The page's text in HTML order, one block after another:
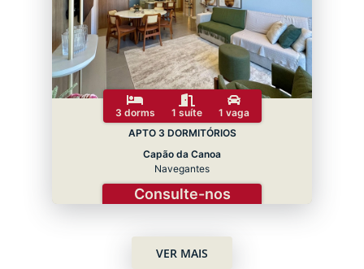
3 dorms 1 suíte
1 vaga
APTO 3 DORMITÓRIOS
Capão da Canoa
Navegantes
Consulte-nos
VER MAIS